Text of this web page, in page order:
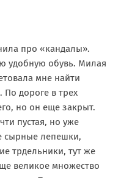
про «кандалы».
удобную обувь. Милая
мне найти
дороге в трех
но он еще закрыт.
пустая, но уже
сырные лепешки,
трдельники, тут же
великое множество